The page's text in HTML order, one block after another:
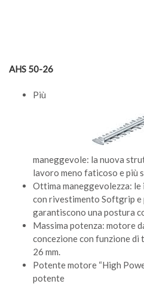
AHS 50-26
Più
maneggevole: la nuova
lavoro meno faticoso e più
Ottima maneggevolezza:
con rivestimento Softgrip e
garantiscono una postura
Massima potenza: motore
concezione con funzione di
26 mm.
Potente motore “High
potente